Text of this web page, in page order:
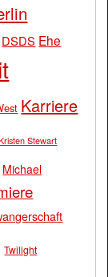
DSDS Ehe
Karriere
Stewart
Michael
Twilight